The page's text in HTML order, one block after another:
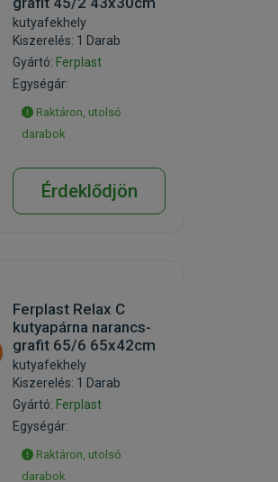
kutyafekhely
Kiszerelés: 1 Darab
Gyártó: Ferplast
Egységár:
Raktáron, utolsó
darabok
Érdeklődjön
Ferplast Relax C
kutyapárna narancs-
grafit 65/6 65x42cm
kutyafekhely
Kiszerelés: 1 Darab
Gyártó: Ferplast
Egységár:
Raktáron, utolsó
darabok